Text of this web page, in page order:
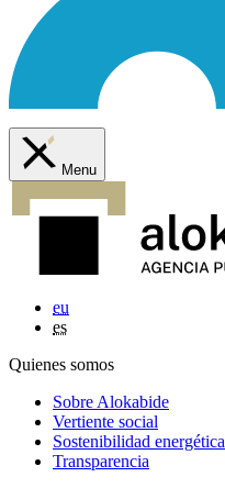
Menu
eu
es
Quienes somos
Sobre Alokabide
Vertiente social
Sostenibilidad energética
Transparencia